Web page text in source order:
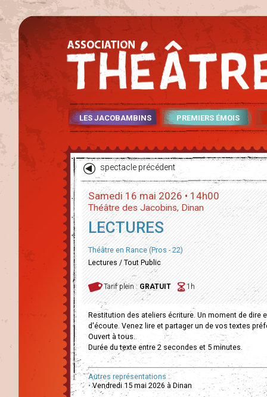
LES JACOBAMBINS PREMIERS ÉMOIS
spectacle précédent
Samedi 16 mai 2026 • 14h00
Théâtre des Jacobins, Dinan
LECTURES
Théâtre en Rance (Pros - 22)
Lectures / Tout Public
Tarif plein :GRATUIT 1h
Restitution des ateliers écriture. Un moment de dire
d'écoute. Venez lire et partager un de vos textes
Ouvert à tous.
Durée du texte entre 2 secondes et 5 minutes.
Autres représentations :
•Vendredi 15 mai 2026 à Dinan